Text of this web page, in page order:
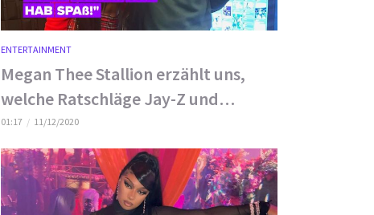
ENTERTAINMENT
Megan Thee Stallion erzählt uns,
welche Ratschläge Jay-Z und
Beyoncé ihr geben
01:17 11/12/2020